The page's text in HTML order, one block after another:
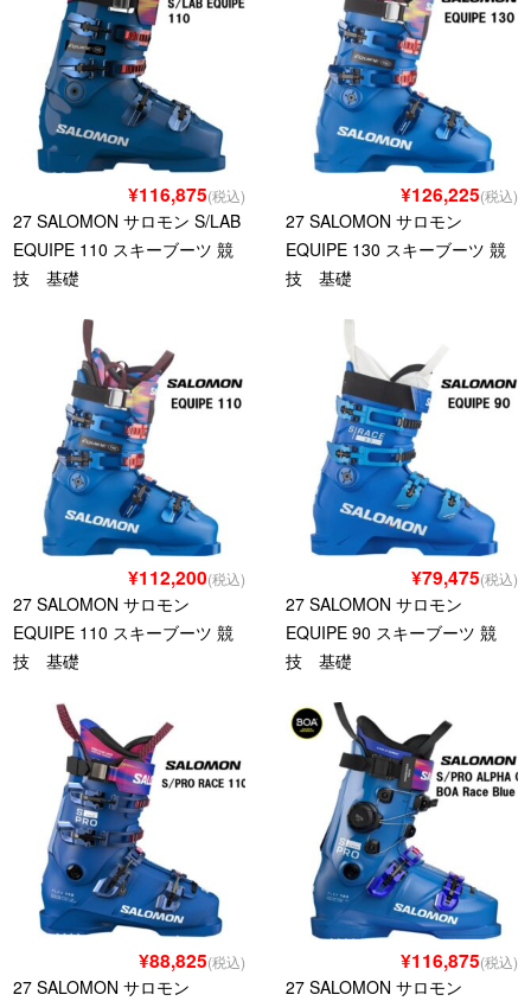
¥116,875(税込)
27 SALOMON サロモン S/LAB
EQUIPE 110 スキーブーツ 競
技 基礎
¥126,225(税込)
27 SALOMON サロモン
EQUIPE 130 スキーブーツ 競
技 基礎
¥112,200(税込)
27 SALOMON サロモン
EQUIPE 110 スキーブーツ 競
技 基礎
¥79,475(税込)
27 SALOMON サロモン
EQUIPE 90 スキーブーツ 競
技 基礎
¥88,825(税込)
27 SALOMON サロモン
¥116,875(税込)
27 SALOMON サロモン